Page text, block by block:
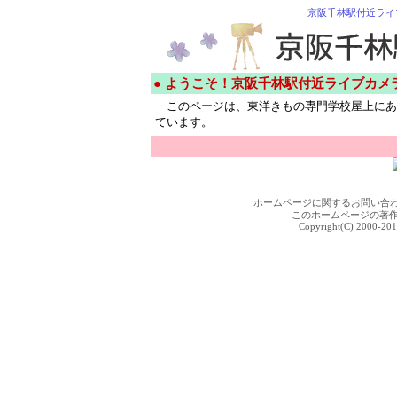
京阪千林駅付近ラ
● ようこそ！京阪千林駅付近ライブカメ
このページは、東洋きもの専門学校屋上に
ています。
ホームページに関するお問い合
このホームページの著
Copyright(C) 2000-